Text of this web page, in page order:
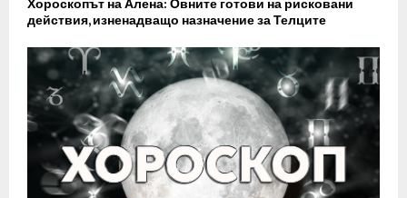
действия, изненадващо назначение за Телците